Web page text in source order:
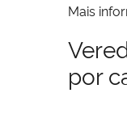
Mais
por